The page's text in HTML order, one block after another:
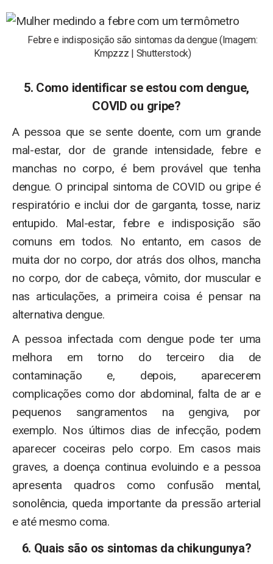
Febre e indisposição são sintomas da dengue (Imagem:
Kmpzzz | Shutterstock)
5. Como identificar se estou com dengue,
COVID ou gripe?
A pessoa que se sente doente, com um grande
mal-estar, dor de grande intensidade, febre e
manchas no corpo, é bem provável que tenha
dengue. O principal sintoma de COVID ou gripe é
respiratório e inclui dor de garganta, tosse, nariz
entupido. Mal-estar, febre e indisposição são
comuns em todos. No entanto, em casos de
muita dor no corpo, dor atrás dos olhos, mancha
no corpo, dor de cabeça, vômito, dor muscular e
nas articulações, a primeira coisa é pensar na
alternativa dengue.
A pessoa infectada com dengue pode ter uma
melhora em torno do terceiro dia de
contaminação e, depois, aparecerem
complicações como dor abdominal, falta de ar e
pequenos sangramentos na gengiva, por
exemplo. Nos últimos dias de infecção, podem
aparecer coceiras pelo corpo. Em casos mais
graves, a doença continua evoluindo e a pessoa
apresenta quadros como confusão mental,
sonolência, queda importante da pressão arterial
e até mesmo coma.
6. Quais são os sintomas da chikungunya?